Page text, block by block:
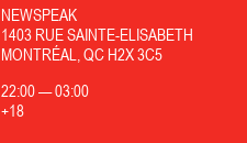
NEWSPEAK
1403 RUE SAINTE-ELISABETH
MONTRÉAL, QC H2X 3C5
22:00—03:00
+18